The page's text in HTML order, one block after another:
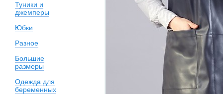
Туники и
джемперы
Юбки
Разное
Большие
размеры
Одежда для
беременных